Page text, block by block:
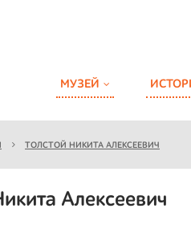
МУЗЕЙ
ТОЛСТОЙ НИКИТА АЛЕКСЕЕВИЧ
Алексеевич